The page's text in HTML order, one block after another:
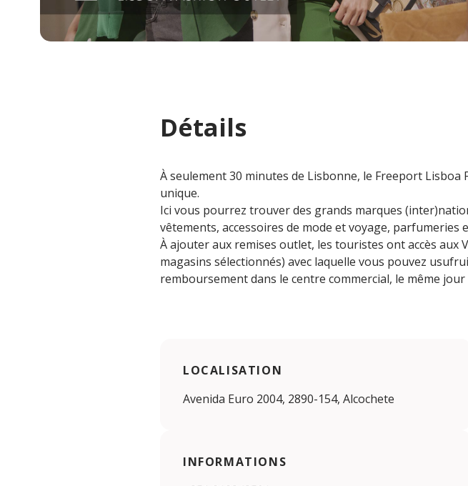
Détails
À seulement 30 minutes de Lisbonne, le Freeport
unique.
Ici vous pourrez trouver des grands marques
vêtements, accessoires de mode et voyage, parfumeries
À ajouter aux remises outlet, les touristes ont accès aux
magasins sélectionnés) avec laquelle vous pouvez
remboursement dans le centre commercial, le même jour
LOCALISATION
Avenida Euro 2004, 2890-154, Alcochete
INFORMATIONS